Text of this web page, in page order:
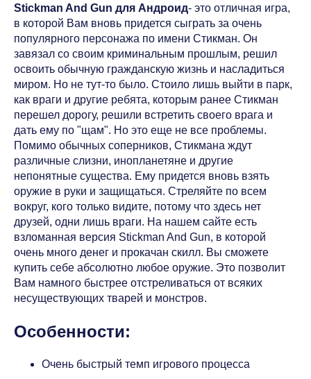
Stickman And Gun для Андроид- это отличная игра,
в которой Вам вновь придется сыграть за очень
популярного персонажа по имени Стикман. Он
завязал со своим криминальным прошлым, решил
освоить обычную гражданскую жизнь и насладиться
миром. Но не тут-то было. Стоило лишь выйти в парк,
как враги и другие ребята, которым ранее Стикман
перешел дорогу, решили встретить своего врага и
дать ему по "щам". Но это еще не все проблемы.
Помимо обычных соперников, Стикмана ждут
различные слизни, инопланетяне и другие
непонятные существа. Ему придется вновь взять
оружие в руки и защищаться. Стреляйте по всем
вокруг, кого только видите, потому что здесь нет
друзей, одни лишь враги. На нашем сайте есть
взломанная версия Stickman And Gun, в которой
очень много денег и прокачан скилл. Вы сможете
купить себе абсолютно любое оружие. Это позволит
Вам намного быстрее отстреливаться от всяких
несуществующих тварей и монстров.
Особенности:
Очень быстрый темп игрового процесса